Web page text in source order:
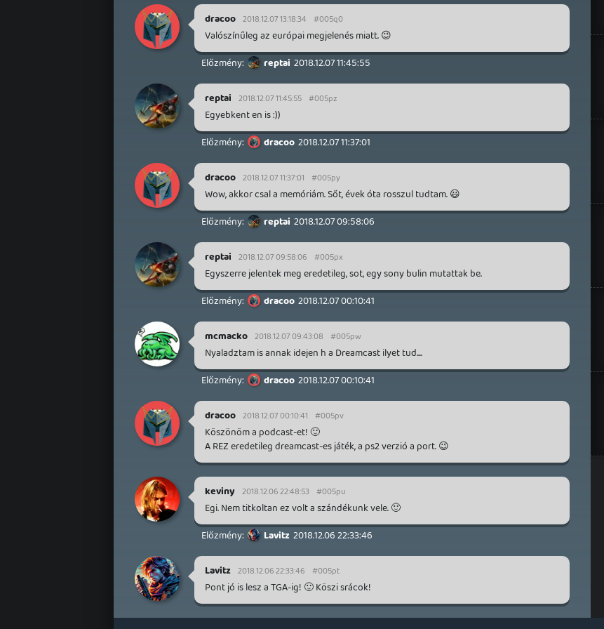
dracoo 2018.12.07 13:18:34 #005q0
Valószínűleg az európai megjelenés miatt. 😉
reptai 2018.12.07 11:45:55
reptai 2018.12.07 11:45:55 #005pz
Egyebkent en is :))
dracoo 2018.12.07 11:37:01
dracoo 2018.12.07 11:37:01 #005py
Wow, akkor csal a memóriám. Sőt, évek óta rosszul tudtam. 😃
reptai 2018.12.07 09:58:06
reptai 2018.12.07 09:58:06 #005px
Egyszerre jelentek meg eredetileg, sot, egy sony bulin mutattak be.
dracoo 2018.12.07 00:10:41
mcmacko 2018.12.07 09:43:08 #005pw
Nyaladztam is annak idejen h a Dreamcast ilyet tud....
dracoo 2018.12.07 00:10:41
dracoo 2018.12.07 00:10:41 #005pv
Köszönöm a podcast-et! 🙂
A REZ eredetileg dreamcast-es játék, a ps2 verzió a port. 😉
keviny 2018.12.06 22:48:53 #005pu
Egi. Nem titkoltan ez volt a szándékunk vele. 🙂
Lavitz 2018.12.06 22:33:46
Lavitz 2018.12.06 22:33:46 #005pt
Pont jó is lesz a TGA-ig! 🙂 Köszi srácok!